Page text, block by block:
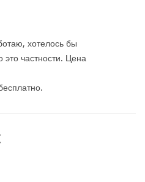
хотелось бы
это частности. Цена